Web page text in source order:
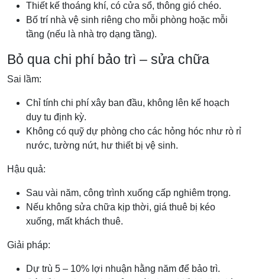
Thiết kế thoáng khí, có cửa sổ, thông gió chéo.
Bố trí nhà vệ sinh riêng cho mỗi phòng hoặc mỗi
tầng (nếu là nhà trọ dạng tầng).
Bỏ qua chi phí bảo trì – sửa chữa
Sai lầm:
Chỉ tính chi phí xây ban đầu, không lên kế hoạch
duy tu định kỳ.
Không có quỹ dự phòng cho các hỏng hóc như rò rỉ
nước, tường nứt, hư thiết bị vệ sinh.
Hậu quả:
Sau vài năm, công trình xuống cấp nghiêm trọng.
Nếu không sửa chữa kịp thời, giá thuê bị kéo
xuống, mất khách thuê.
Giải pháp:
Dự trù 5 – 10% lợi nhuận hằng năm để bảo trì.